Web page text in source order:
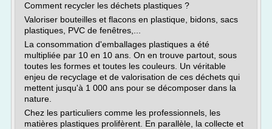
Comment recycler les déchets plastiques ?
Valoriser bouteilles et flacons en plastique, bidons, sacs
plastiques, PVC de fenêtres,...
La consommation d'emballages plastiques a été
multipliée par 10 en 10 ans. On en trouve partout, sous
toutes les formes et toutes les couleurs. Un véritable
enjeu de recyclage et de valorisation de ces déchets qui
mettent jusqu'à 1 000 ans pour se décomposer dans la
nature.
Chez les particuliers comme les professionnels, les
matières plastiques prolifèrent. En parallèle, la collecte et